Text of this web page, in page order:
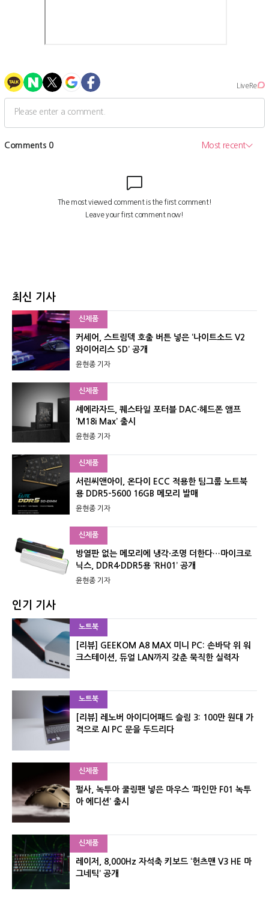
최신 기사
신제품
커세어, 스트림덱 호출 버튼 넣은 ‘나이트소드 V2
와이어리스 SD’ 공개
윤현종 기자
신제품
셰에라자드, 퀘스타일 포터블 DAC·헤드폰 앰프
‘M18i Max’ 출시
윤현종 기자
신제품
서린씨앤아이, 온다이 ECC 적용한 팀그룹 노트북
용 DDR5-5600 16GB 메모리 발매
윤현종 기자
신제품
방열판 없는 메모리에 냉각·조명 더한다…마이크로
닉스, DDR4·DDR5용 ‘RH01’ 공개
윤현종 기자
인기 기사
노트북
[리뷰] GEEKOM A8 MAX 미니 PC: 손바닥 위 워
크스테이션, 듀얼 LAN까지 갖춘 묵직한 실력자
노트북
[리뷰] 레노버 아이디어패드 슬림 3: 100만 원대 가
격으로 AI PC 문을 두드리다
신제품
펄사, 녹투아 쿨링팬 넣은 마우스 ‘파인만 F01 녹투
아 에디션’ 출시
신제품
레이저, 8,000Hz 자석축 키보드 ‘헌츠맨 V3 HE 마
그네틱’ 공개